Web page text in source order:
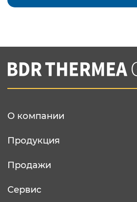
Подтвердить e-mail
Вы соглашаетесь с нашей
конфеденциальности
О компании
Продукция
Продажи
Сервис